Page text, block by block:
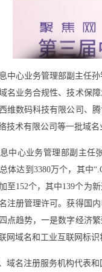
中心业务管理部副主任
名业务合规性、技术保
维数码科技有限公司、
技术有限公司等一批域
中心业务管理部副主任
体达到3380万个，其中
至152个，其中139个为
注册管理许可。获得国
点趋势，一是数字经济
网域名和工业互联网标
域名注册服务机构代表